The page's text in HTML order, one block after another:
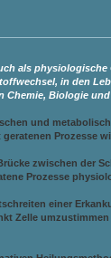
als
in den
Chemie, Biologie und
und
Prozesse
zwischen der
Prozesse
einer
Zelle